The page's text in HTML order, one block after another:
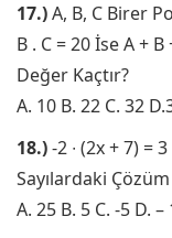
17.)A, B, C Birer
B . C = 20 İse A +
Değer Kaçtır?
A. 10 B. 22 C. 32
18.)-2 ∙ (2x + 7) =
Sayılardaki
A. 25 B. 5 C. -5 D. –